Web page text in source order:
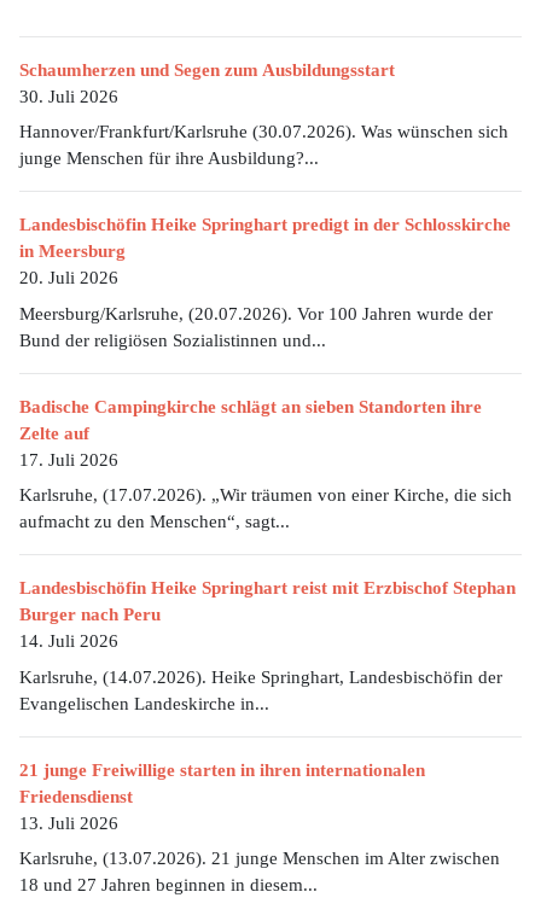
Schaumherzen und Segen zum Ausbildungsstart
30. Juli 2026
Hannover/Frankfurt/Karlsruhe (30.07.2026). Was wünschen sich
junge Menschen für ihre Ausbildung?...
Landesbischöfin Heike Springhart predigt in der Schlosskirche
in Meersburg
20. Juli 2026
Meersburg/Karlsruhe, (20.07.2026). Vor 100 Jahren wurde der
Bund der religiösen Sozialistinnen und...
Badische Campingkirche schlägt an sieben Standorten ihre
Zelte auf
17. Juli 2026
Karlsruhe, (17.07.2026). „Wir träumen von einer Kirche, die sich
aufmacht zu den Menschen“, sagt...
Landesbischöfin Heike Springhart reist mit Erzbischof Stephan
Burger nach Peru
14. Juli 2026
Karlsruhe, (14.07.2026). Heike Springhart, Landesbischöfin der
Evangelischen Landeskirche in...
21 junge Freiwillige starten in ihren internationalen
Friedensdienst
13. Juli 2026
Karlsruhe, (13.07.2026). 21 junge Menschen im Alter zwischen
18 und 27 Jahren beginnen in diesem...